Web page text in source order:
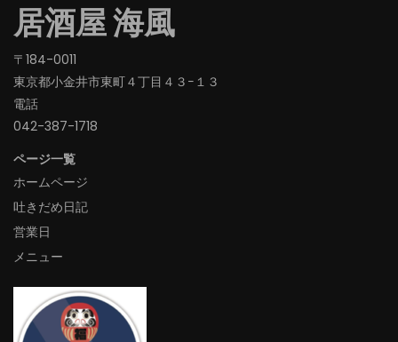
居酒屋 海風
〒184-0011
東京都小金井市東町４丁目４３−１３
電話
042-387-1718‬
ページ一覧
ホームページ
吐きだめ日記
営業日
メニュー